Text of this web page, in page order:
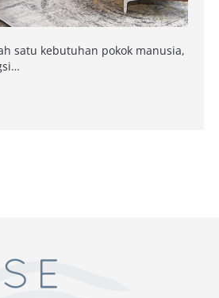
satu kebutuhan pokok manusia,